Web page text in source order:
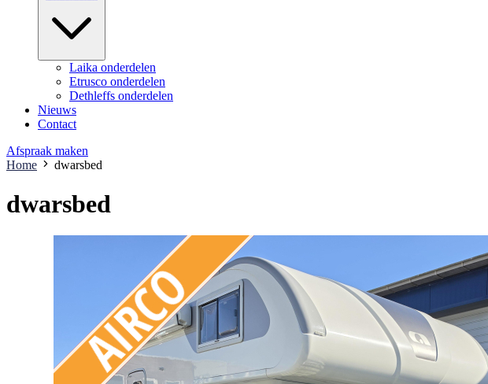
Laika onderdelen
Etrusco onderdelen
Dethleffs onderdelen
Nieuws
Contact
Afspraak maken
Home
dwarsbed
dwarsbed